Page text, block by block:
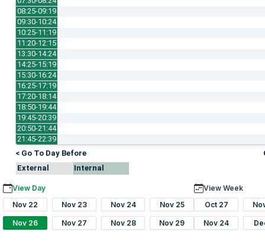
08:25-09:19
09:30-10:24
10:25-11:19
11:20-12:15
13:30-14:24
14:25-15:19
15:30-16:24
16:25-17:19
17:20-18:14
18:50-19:44
19:45-20:39
20:50-21:44
21:45-22:39
< Go To Day Before
External
Internal
View Day
Nov 22
Nov 23 Nov 24 Nov 25
Nov 26 Nov 27 Nov 28 Nov 29
View Week
Oct 27
Nov 24